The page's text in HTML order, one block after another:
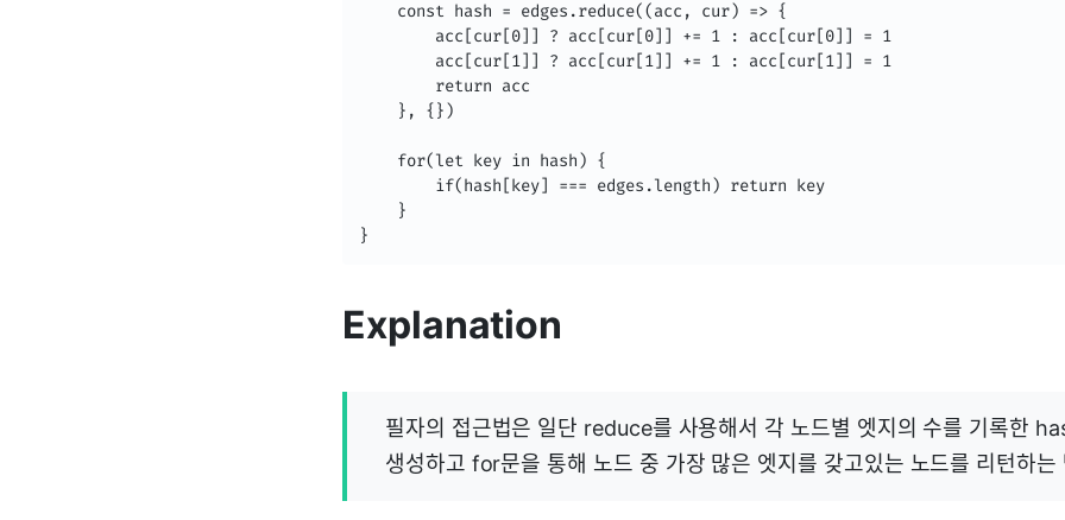
    const hash = edges.reduce((acc, cur) => {
        acc[cur[0]] ? acc[cur[0]] += 1 : acc[cur[0]] = 1
        acc[cur[1]] ? acc[cur[1]] += 1 : acc[cur[1]] = 1
        return acc
    }, {})
    for(let key in hash) {
        if(hash[key] === edges.length) return key
    }
}
Explanation
필자의 접근법은 일단 reduce를 사용해서 각 노드별 엣지의 수를 기록한
생성하고 for문을 통해 노드 중 가장 많은 엣지를 갖고있는 노드를 리턴하는